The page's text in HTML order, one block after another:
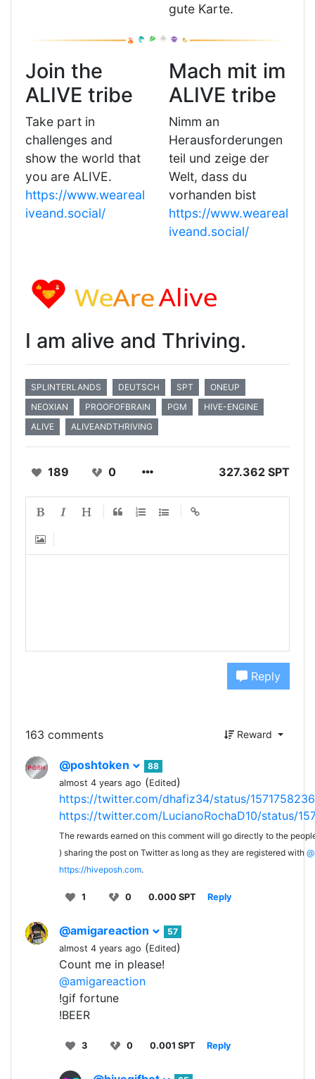
gute Karte.
Join the
ALIVE tribe
Take part in
challenges and
show the world that
you are ALIVE.
https://www.weareal
iveand.social/
Mach mit im
ALIVE tribe
Nimm an
Herausforderungen
teil und zeige der
Welt, dass du
vorhanden bist
https://www.weareal
iveand.social/
I am alive and Thriving.
SPLINTERLANDS DEUTSCH SPT
ONEUP
NEOXIAN
PROOFOFBRAIN PGM
HIVE-ENGINE
ALIVE
ALIVEANDTHRIVING
189 0 327.362 SPT
Reply
163 comments Reward
@poshtoken
88
almost 4 years ago (Edited)
https://twitter.com/dhafiz34/status/
https://twitter.com/LucianoRochaD10/status/
The rewards earned on this comment will go directly to the
) sharing the post on Twitter as long as they are registered with
https://hiveposh.com.
1 0 0.000 SPT Reply
@amigareaction
57
almost 4 years ago (Edited)
Count me in please!
@amigareaction
!gif fortune
!BEER
3 0 0.001 SPT Reply